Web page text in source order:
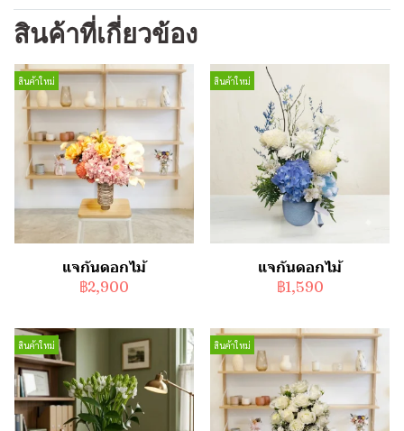
สินค้าที่เกี่ยวข้อง
สินค้าใหม่
แจกันดอกไม้
฿2,900
สินค้าใหม่
แจกันดอกไม้
฿1,590
สินค้าใหม่ สินค้าใหม่